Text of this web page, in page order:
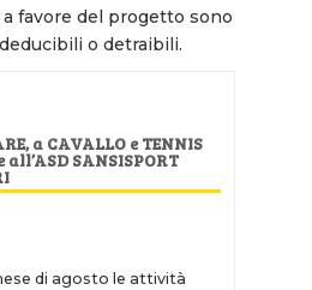
favore del progetto sono
o detraibili.
a CAVALLO e TENNIS
all’ASD SANSISPORT
di agosto le attività